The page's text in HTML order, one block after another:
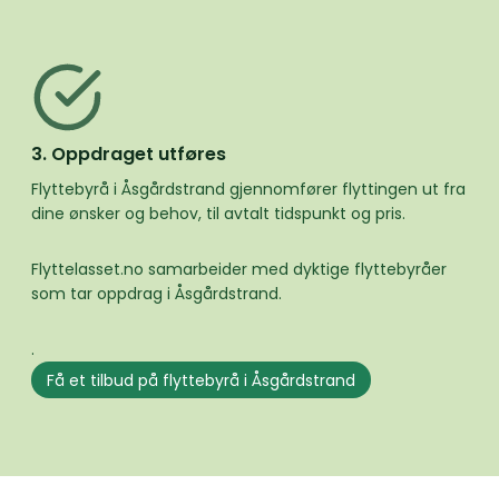
3. Oppdraget utføres
Flyttebyrå i Åsgårdstrand gjennomfører flyttingen ut fra
dine ønsker og behov, til avtalt tidspunkt og pris.
Flyttelasset.no samarbeider med dyktige flyttebyråer
som tar oppdrag i Åsgårdstrand.
.
Få et tilbud på flyttebyrå i Åsgårdstrand